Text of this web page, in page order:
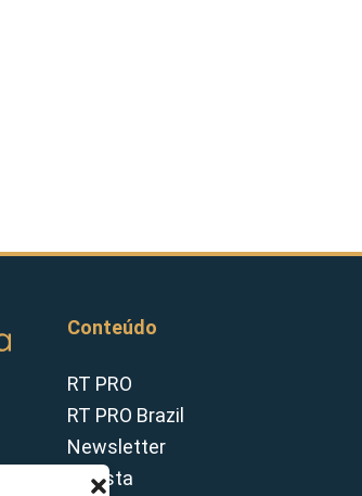
Conteúdo
RT PRO
RT PRO Brazil
Newsletter
Revista